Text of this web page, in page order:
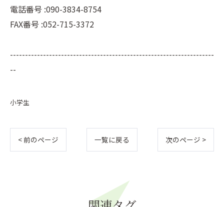
電話番号 :090-3834-8754
FAX番号 :052-715-3372
--------------------------------------------------------------------
--
小学生
< 前のページ 一覧に戻る 次のページ >